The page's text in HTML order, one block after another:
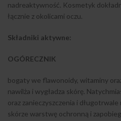
nadreaktywność. Kosmetyk
łącznie z okolicami oczu.
Składniki aktywne:
OGÓRECZNIK
bogaty we flawonoidy, witaminy
nawilża i wygładza skórę.
oraz zanieczyszczenia i
skórze warstwę ochronną i